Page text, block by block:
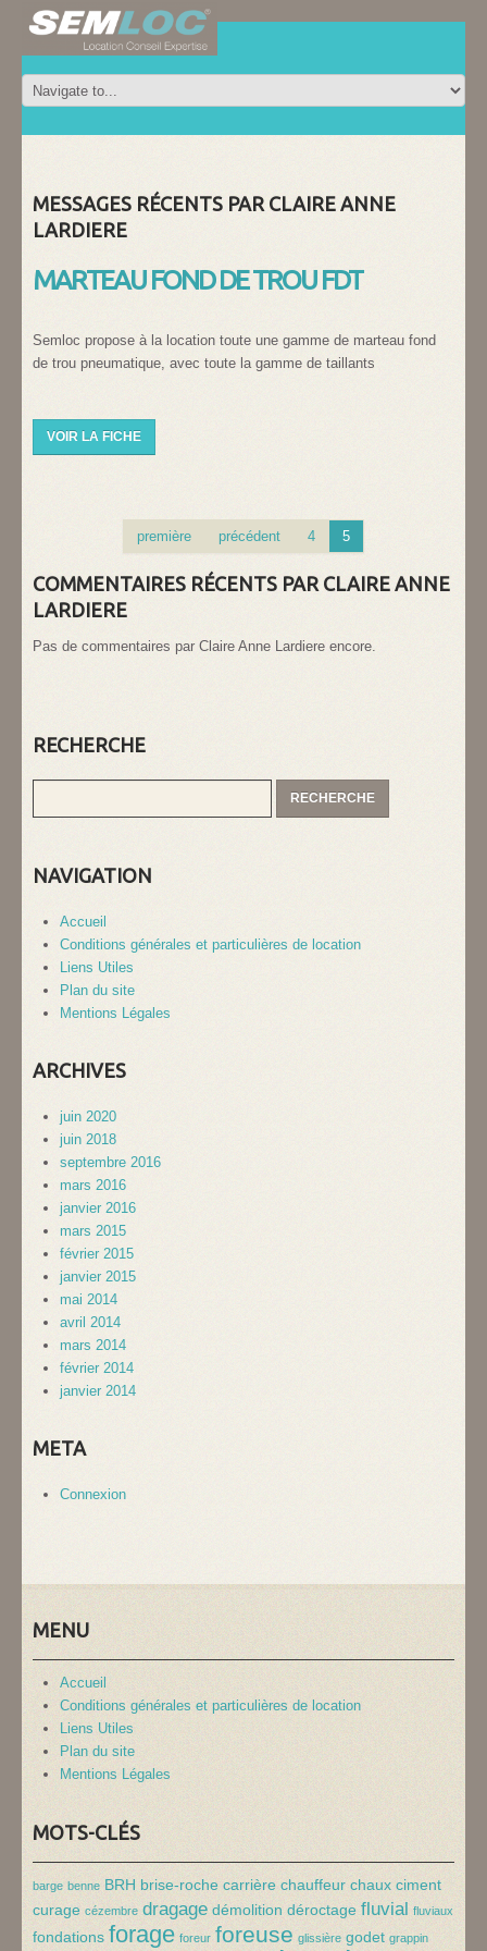
MESSAGES RÉCENTS PAR CLAIRE ANNE
LARDIERE
MARTEAU FOND DE TROU FDT
Semloc propose à la location toute une gamme de marteau fond
de trou pneumatique, avec toute la gamme de taillants
VOIR LA FICHE
première précédent 4 5
COMMENTAIRES RÉCENTS PAR CLAIRE ANNE
LARDIERE
Pas de commentaires par Claire Anne Lardiere encore.
RECHERCHE
NAVIGATION
Accueil
Conditions générales et particulières de location
Liens Utiles
Plan du site
Mentions Légales
ARCHIVES
juin 2020
juin 2018
septembre 2016
mars 2016
janvier 2016
mars 2015
février 2015
janvier 2015
mai 2014
avril 2014
mars 2014
février 2014
janvier 2014
META
Connexion
MENU
Accueil
Conditions générales et particulières de location
Liens Utiles
Plan du site
Mentions Légales
MOTS-CLÉS
barge benne BRH brise-roche carrière chauffeur chaux ciment
curage cézembre dragage démolition déroctage fluvial fluviaux
fondations forage foreur foreuse glissière godet grappin